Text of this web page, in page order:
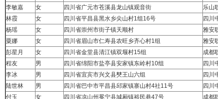
李敏嘉
女 四川省广元市苍溪县龙山镇观音街
乐山
林霞
女 四川省平昌县黑水乡尖山村1组16号
四川
杨瑶
女 四川省崇州市街子镇天顺村
雅安
粟娜
女 四川省眉山市仁寿县农旺乡齐心村1组
雅安
彭星月
女 四川省金堂县清江镇双堰村15组
成都
程友
男 四川省绵阳市盐亭县安家镇东岭村10组
四川
李冰
男 四川省宜宾市兴文县僰王山六组
四川
陆世林
男 四川省巴中市平昌县邱家镇寨山村4社11号
四川
付玉
女 四川省凉山州冕宁县城厢镇裕民巷47号 成都